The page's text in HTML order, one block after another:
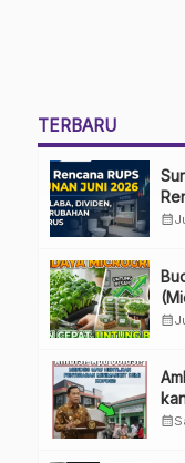
TERBARU
calendar_month
calendar_month
calendar_month